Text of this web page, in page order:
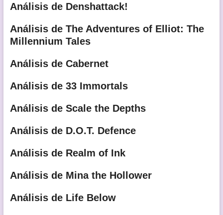
Análisis de Denshattack!
Análisis de The Adventures of Elliot: The
Millennium Tales
Análisis de Cabernet
Análisis de 33 Immortals
Análisis de Scale the Depths
Análisis de D.O.T. Defence
Análisis de Realm of Ink
Análisis de Mina the Hollower
Análisis de Life Below